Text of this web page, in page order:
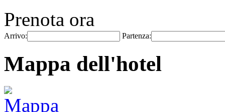
Prenota ora
Arrivo: Partenza:
Mappa dell'hotel